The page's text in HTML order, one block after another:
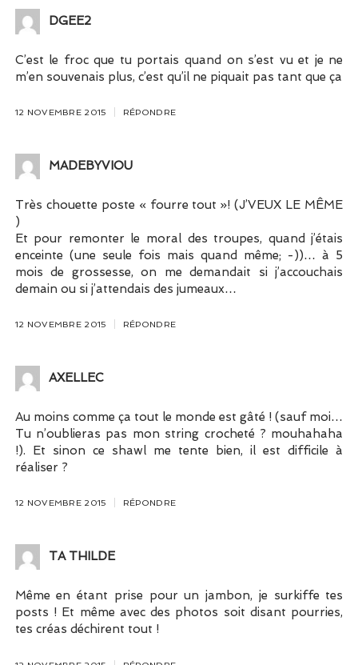
DGEE2
C’est le froc que tu portais quand on s’est vu et je ne
m’en souvenais plus, c’est qu’il ne piquait pas tant que ça
12 NOVEMBRE 2015 RÉPONDRE
MADEBYVIOU
Très chouette poste « fourre tout »! (J’VEUX LE MÊME
)
Et pour remonter le moral des troupes, quand j’étais
enceinte (une seule fois mais quand même; -))… à 5
mois de grossesse, on me demandait si j’accouchais
demain ou si j’attendais des jumeaux…
12 NOVEMBRE 2015 RÉPONDRE
AXELLEC
Au moins comme ça tout le monde est gâté ! (sauf moi…
Tu n’oublieras pas mon string crocheté ? mouhahaha
!). Et sinon ce shawl me tente bien, il est difficile à
réaliser ?
12 NOVEMBRE 2015 RÉPONDRE
TA THILDE
Même en étant prise pour un jambon, je surkiffe tes
posts ! Et même avec des photos soit disant pourries,
tes créas déchirent tout !